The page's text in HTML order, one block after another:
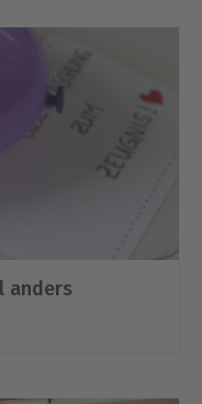
anders